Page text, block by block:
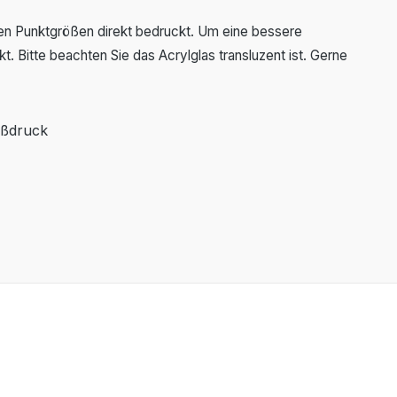
Punktgrößen direkt bedruckt. Um eine bessere
Bitte beachten Sie das Acrylglas transluzent ist. Gerne